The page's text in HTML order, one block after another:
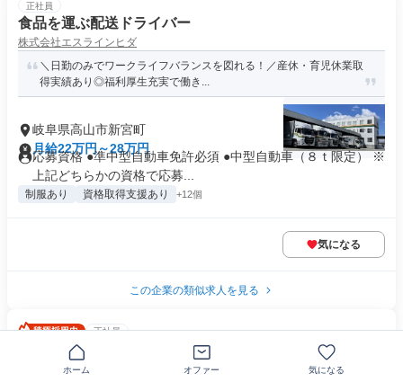
正社員
食品を運ぶ配送ドライバー
株式会社エスラインヒダ
＼日勤のみでワークライフバランスを図れる！／産休・育児休業取
得実績あり◎福利厚生充実で働き...
岐阜県高山市新宮町
月給22万円～28万円
応募資格 ●準中型自動車免許必須 ●中型自動車（８ｔ限定） ※
上記どちらかの資格で応募...
制服あり 資格取得支援あり +12個
気になる
この企業の類似求人を見る
正社員
セールスドライバー
ヤマト運輸株式会社
ホーム オファー 気になる